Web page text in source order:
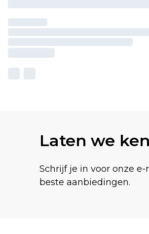
Laten we
Schrijf je in voor onze
beste aanbiedingen.